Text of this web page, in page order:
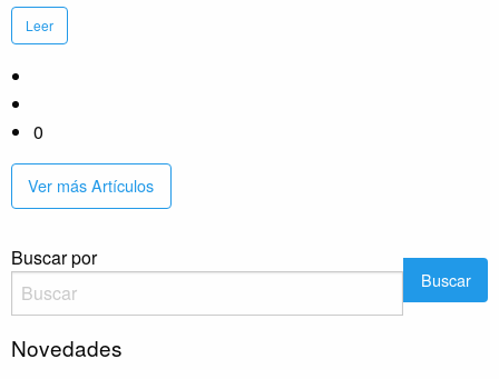
Leer
0
Ver más Artículos
Buscar por
Novedades